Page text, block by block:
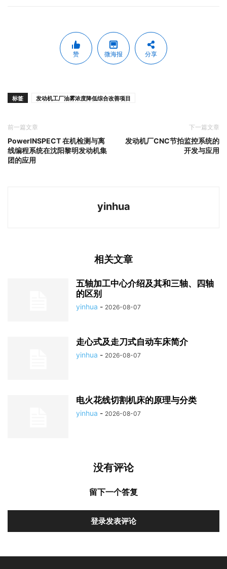
赞 微海报 分享
标签 发动机工厂油雾浓度降低综合改善项目
前一篇文章
PowerINSPECT 在机检测与离
线编程系统在沈阳黎明发动机集
团的应用
下一篇文章
发动机厂CNC节拍监控系统的
开发与应用
yinhua
相关文章
五轴加工中心介绍及其和三轴、四轴
的区别
yinhua - 2026-08-07
走心式及走刀式自动车床简介
yinhua - 2026-08-07
电火花线切割机床的原理与分类
yinhua - 2026-08-07
没有评论
留下一个答复
登录发表评论